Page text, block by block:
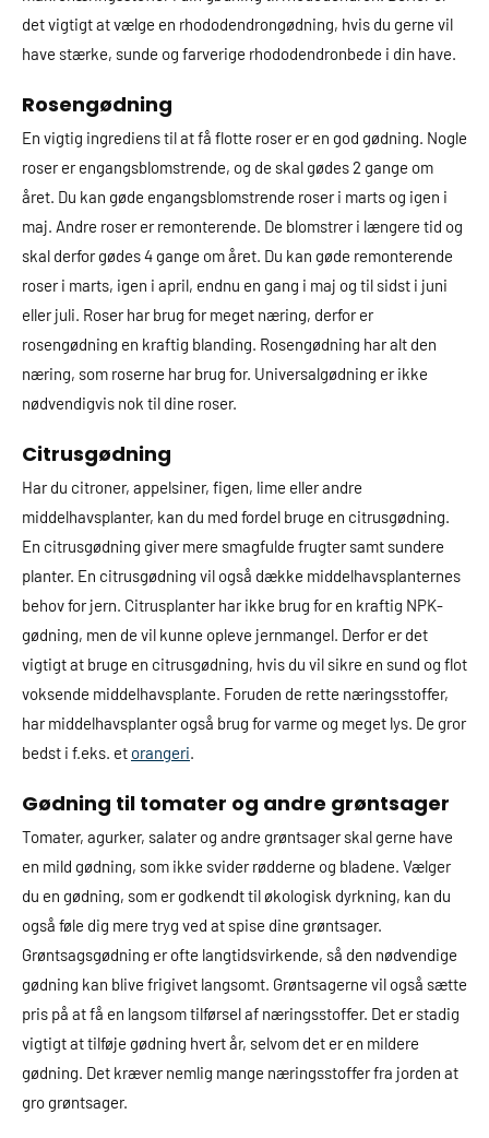
det vigtigt at vælge en rhododendrongødning, hvis du gerne vil
have stærke, sunde og farverige rhododendronbede i din have.
Rosengødning
En vigtig ingrediens til at få flotte roser er en god gødning. Nogle
roser er engangsblomstrende, og de skal gødes 2 gange om
året. Du kan gøde engangsblomstrende roser i marts og igen i
maj. Andre roser er remonterende. De blomstrer i længere tid og
skal derfor gødes 4 gange om året. Du kan gøde remonterende
roser i marts, igen i april, endnu en gang i maj og til sidst i juni
eller juli. Roser har brug for meget næring, derfor er
rosengødning en kraftig blanding. Rosengødning har alt den
næring, som roserne har brug for. Universalgødning er ikke
nødvendigvis nok til dine roser.
Citrusgødning
Har du citroner, appelsiner, figen, lime eller andre
middelhavsplanter, kan du med fordel bruge en citrusgødning.
En citrusgødning giver mere smagfulde frugter samt sundere
planter. En citrusgødning vil også dække middelhavsplanternes
behov for jern. Citrusplanter har ikke brug for en kraftig NPK-
gødning, men de vil kunne opleve jernmangel. Derfor er det
vigtigt at bruge en citrusgødning, hvis du vil sikre en sund og flot
voksende middelhavsplante. Foruden de rette næringsstoffer,
har middelhavsplanter også brug for varme og meget lys. De gror
bedst i f.eks. et orangeri.
Gødning til tomater og andre grøntsager
Tomater, agurker, salater og andre grøntsager skal gerne have
en mild gødning, som ikke svider rødderne og bladene. Vælger
du en gødning, som er godkendt til økologisk dyrkning, kan du
også føle dig mere tryg ved at spise dine grøntsager.
Grøntsagsgødning er ofte langtidsvirkende, så den nødvendige
gødning kan blive frigivet langsomt. Grøntsagerne vil også sætte
pris på at få en langsom tilførsel af næringsstoffer. Det er stadig
vigtigt at tilføje gødning hvert år, selvom det er en mildere
gødning. Det kræver nemlig mange næringsstoffer fra jorden at
gro grøntsager.